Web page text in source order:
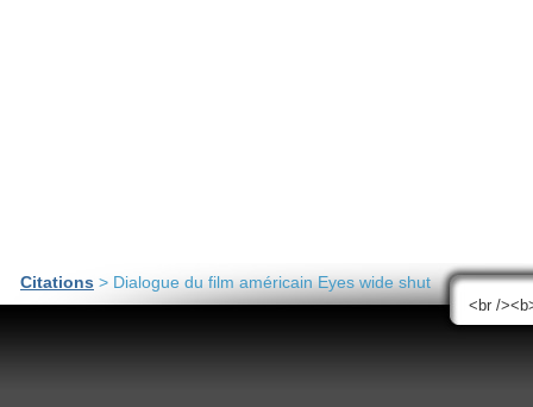
Citations > Dialogue du film américain Eyes wide shut